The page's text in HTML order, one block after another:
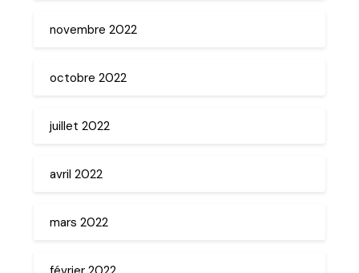
novembre 2022
octobre 2022
juillet 2022
avril 2022
mars 2022